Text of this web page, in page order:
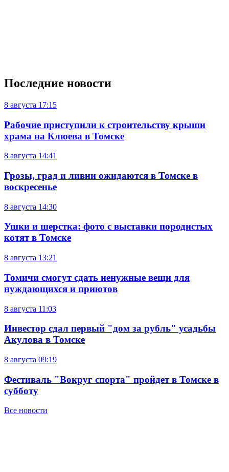
Последние новости
8 августа 17:15
Рабочие приступили к строительству крыши
храма на Клюева в Томске
8 августа 14:41
Грозы, град и ливни ожидаются в Томске в
воскресенье
8 августа 14:30
Ушки и шерстка: фото с выставки породистых
котят в Томске
8 августа 13:21
Томичи смогут сдать ненужные вещи для
нуждающихся и приютов
8 августа 11:03
Инвестор сдал первый "дом за рубль" усадьбы
Акулова в Томске
8 августа 09:19
Фестиваль "Вокруг спорта" пройдет в Томске в
субботу
Все новости